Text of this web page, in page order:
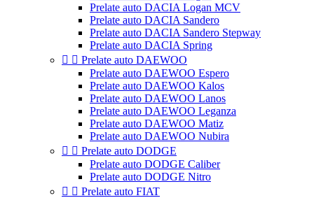
Prelate auto DACIA Logan MCV
Prelate auto DACIA Sandero
Prelate auto DACIA Sandero Stepway
Prelate auto DACIA Spring
  Prelate auto DAEWOO
Prelate auto DAEWOO Espero
Prelate auto DAEWOO Kalos
Prelate auto DAEWOO Lanos
Prelate auto DAEWOO Leganza
Prelate auto DAEWOO Matiz
Prelate auto DAEWOO Nubira
  Prelate auto DODGE
Prelate auto DODGE Caliber
Prelate auto DODGE Nitro
  Prelate auto FIAT